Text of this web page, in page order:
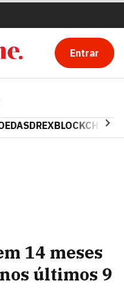
Entrar
DREXBLOCKCHAIN
14 meses
últimos 9